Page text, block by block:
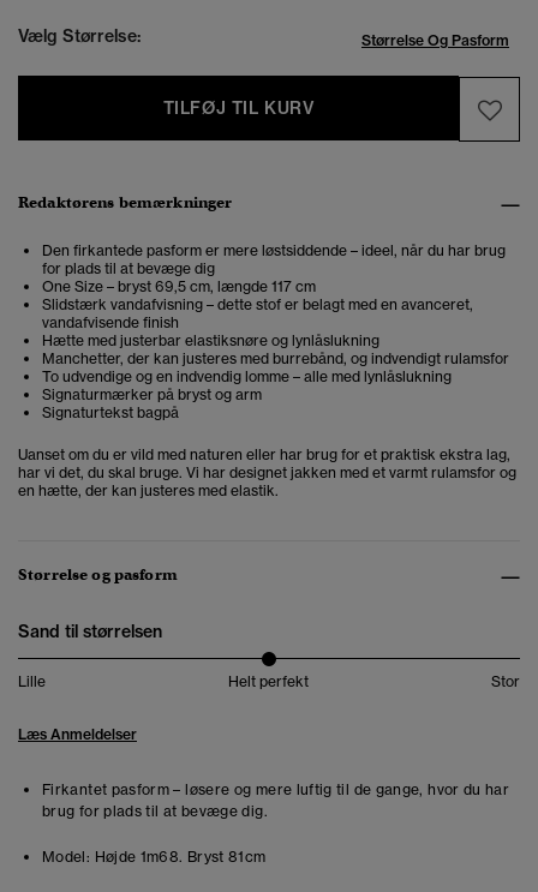
Vælg Størrelse: Størrelse Og Pasform
TILFØJ TIL KURV
Redaktørens bemærkninger
Den firkantede pasform er mere løstsiddende – ideel, når du har brug
for plads til at bevæge dig
One Size – bryst 69,5 cm, længde 117 cm
Slidstærk vandafvisning – dette stof er belagt med en avanceret,
vandafvisende finish
Hætte med justerbar elastiksnøre og lynlåslukning
Manchetter, der kan justeres med burrebånd, og indvendigt rulamsfor
To udvendige og en indvendig lomme – alle med lynlåslukning
Signaturmærker på bryst og arm
Signaturtekst bagpå
Uanset om du er vild med naturen eller har brug for et praktisk ekstra lag,
har vi det, du skal bruge. Vi har designet jakken med et varmt rulamsfor og
en hætte, der kan justeres med elastik.
Størrelse og pasform
Sand til størrelsen
Lille Helt perfekt Stor
Læs Anmeldelser
Firkantet pasform – løsere og mere luftig til de gange, hvor du har
brug for plads til at bevæge dig.
Model: Højde 1m68. Bryst 81cm